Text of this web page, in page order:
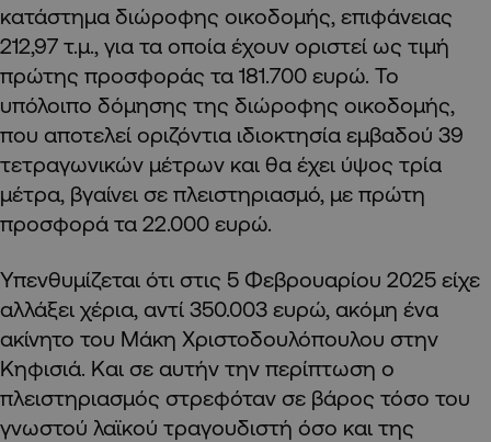
κατάστημα διώροφης οικοδομής, επιφάνειας
212,97 τ.μ., για τα οποία έχουν οριστεί ως τιμή
πρώτης προσφοράς τα 181.700 ευρώ. Το
υπόλοιπο δόμησης της διώροφης οικοδομής,
που αποτελεί οριζόντια ιδιοκτησία εμβαδού 39
τετραγωνικών μέτρων και θα έχει ύψος τρία
μέτρα, βγαίνει σε πλειστηριασμό, με πρώτη
προσφορά τα 22.000 ευρώ.
Υπενθυμίζεται ότι στις 5 Φεβρουαρίου 2025 είχε
αλλάξει χέρια, αντί 350.003 ευρώ, ακόμη ένα
ακίνητο του Μάκη Χριστοδουλόπουλου στην
Κηφισιά. Και σε αυτήν την περίπτωση ο
πλειστηριασμός στρεφόταν σε βάρος τόσο του
γνωστού λαϊκού τραγουδιστή όσο και της